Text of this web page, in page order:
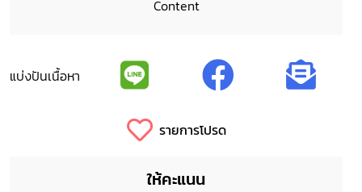
Content
แบ่งปันเนื้อหา
รายการโปรด
ให้คะแนน